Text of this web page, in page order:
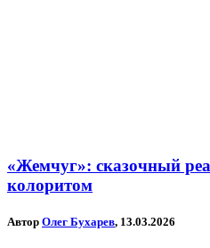
«Жемчуг»: сказочный
колоритом
Автор Олег Бухарев, 13.03.2026